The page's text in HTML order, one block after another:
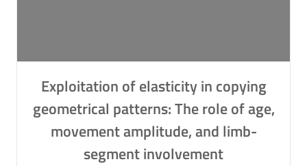
Exploitation of elasticity in copying
geometrical patterns: The role of age,
movement amplitude, and limb-
segment involvement